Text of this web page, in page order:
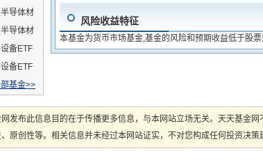
导体材
起式联
导体材
起式联
备ETF
备ETF
基金>>
风险收益特征
本基金为货币市场基金,基金的风险和预期收益低于股
发布此信息目的在于传播更多信息，与本网站立场无关。天天基金
原创性等。相关信息并未经过本网站证实，不对您构成任何投资决